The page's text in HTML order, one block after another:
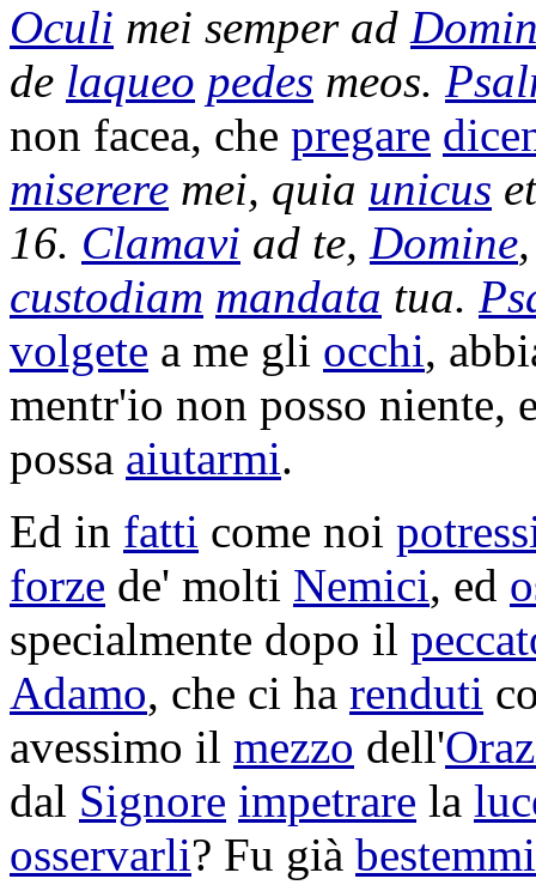
Oculi mei semper ad
de laqueo pedes meos.
non facea, che pregare
miserere mei, quia unicus
16. Clamavi ad te, Domine
custodiam mandata tua.
volgete a me gli occhi,
mentr'io non posso
possa aiutarmi.
Ed in fatti come noi
forze de' molti Nemici, ed
specialmente dopo il
Adamo, che ci ha renduti
avessimo il mezzo dell'
dal Signore impetrare la
osservarli? Fu già